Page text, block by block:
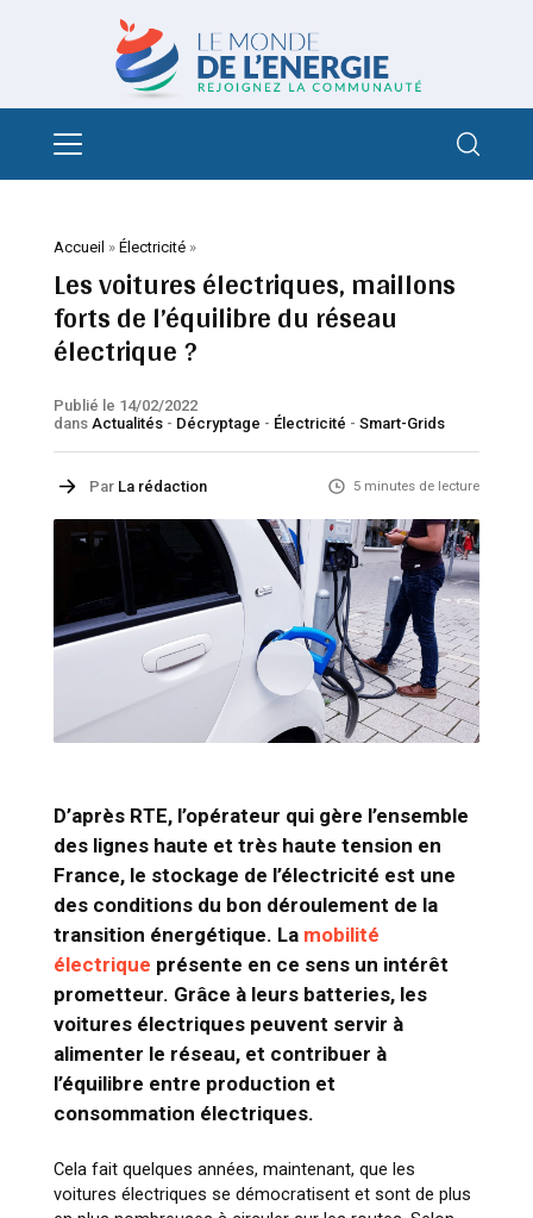
Accueil » Électricité»
Les voitures électriques, maillons
forts de l’équilibre du réseau
électrique ?
Publié le 14/02/2022
dans Actualités- Décryptage - Électricité - Smart-Grids
Par La rédaction 5 minutes de lecture
D’après RTE, l’opérateur qui gère l’ensemble
des lignes haute et très haute tension en
France, le stockage de l’électricité est une
des conditions du bon déroulement de la
transition énergétique. La mobilité
électrique présente en ce sens un intérêt
prometteur. Grâce à leurs batteries, les
voitures électriques peuvent servir à
alimenter le réseau, et contribuer à
l’équilibre entre production et
consommation électriques.
Cela fait quelques années, maintenant, que les
voitures électriques se démocratisent et sont de plus